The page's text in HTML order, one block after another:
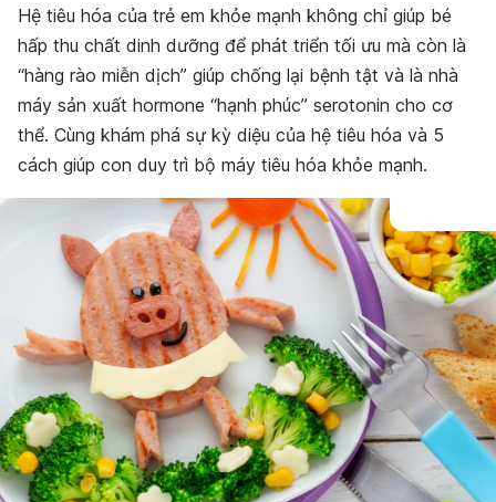
Hệ tiêu hóa của trẻ em khỏe mạnh không chỉ giúp bé
hấp thu chất dinh dưỡng để phát triển tối ưu mà còn là
“hàng rào miễn dịch” giúp chống lại bệnh tật và là nhà
máy sản xuất hormone “hạnh phúc” serotonin cho cơ
thể. Cùng khám phá sự kỳ diệu của hệ tiêu hóa và 5
cách giúp con duy trì bộ máy tiêu hóa khỏe mạnh.